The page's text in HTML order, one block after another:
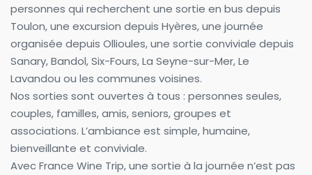
personnes qui recherchent une sortie en bus depuis
Toulon, une excursion depuis Hyères, une journée
organisée depuis Ollioules, une sortie conviviale depuis
Sanary, Bandol, Six-Fours, La Seyne-sur-Mer, Le
Lavandou ou les communes voisines.
Nos sorties sont ouvertes à tous : personnes seules,
couples, familles, amis, seniors, groupes et
associations. L’ambiance est simple, humaine,
bienveillante et conviviale.
Avec France Wine Trip, une sortie à la journée n’est pas